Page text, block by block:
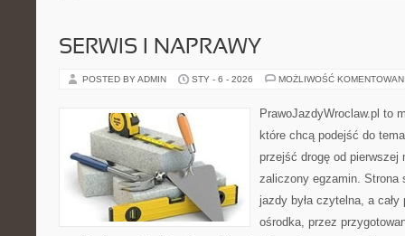
SERWIS I NAPRAWY
POSTED BY ADMIN STY - 6 - 2026 MOŻLIWOŚĆ
PrawoJazdyWroclaw.pl to
które chcą podejść do
przejść drogę od pierwszej
zaliczony egzamin. Strona
jazdy była czytelna, a
ośrodka, przez